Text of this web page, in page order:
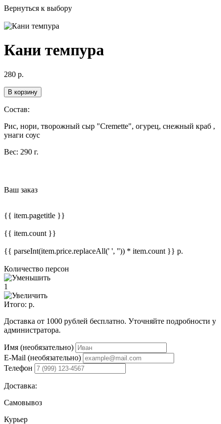
Вернуться к выбору
Кани темпура
280 р.
В корзину
Состав:
Рис, нори, творожный сыр "Cremette", огурец, снежный краб ,
унаги соус
Вес: 290 г.
Ваш заказ
{{ item.pagetitle }}
{{ item.count }}
{{ parseInt(item.price.replaceAll(' ', '')) * item.count }} р.
Количество персон
1
Итого: р.
Доставка от 1000 рублей бесплатно. Уточняйте подробности у
администратора.
Имя (необязательно)
E-Mail (необязательно)
Телефон
Доставка:
Самовывоз
Курьер